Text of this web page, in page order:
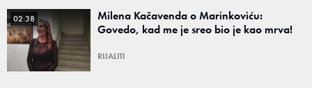
02:38
Milena Kačavenda o Marinkoviću:
Govedo, kad me je sreo bio je kao mrva!
RIJALITI